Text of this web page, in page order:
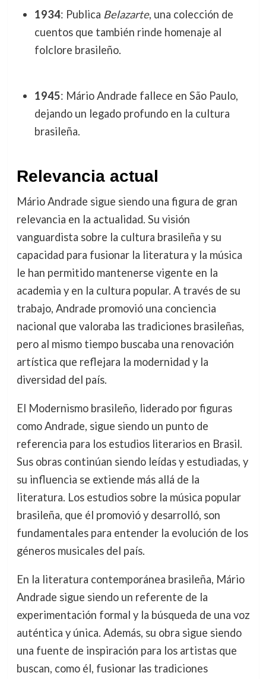
1934: Publica Belazarte, una colección de
cuentos que también rinde homenaje al
folclore brasileño.
1945: Mário Andrade fallece en São Paulo,
dejando un legado profundo en la cultura
brasileña.
Relevancia actual
Mário Andrade sigue siendo una figura de gran
relevancia en la actualidad. Su visión
vanguardista sobre la cultura brasileña y su
capacidad para fusionar la literatura y la música
le han permitido mantenerse vigente en la
academia y en la cultura popular. A través de su
trabajo, Andrade promovió una conciencia
nacional que valoraba las tradiciones brasileñas,
pero al mismo tiempo buscaba una renovación
artística que reflejara la modernidad y la
diversidad del país.
El Modernismo brasileño, liderado por figuras
como Andrade, sigue siendo un punto de
referencia para los estudios literarios en Brasil.
Sus obras continúan siendo leídas y estudiadas, y
su influencia se extiende más allá de la
literatura. Los estudios sobre la música popular
brasileña, que él promovió y desarrolló, son
fundamentales para entender la evolución de los
géneros musicales del país.
En la literatura contemporánea brasileña, Mário
Andrade sigue siendo un referente de la
experimentación formal y la búsqueda de una voz
auténtica y única. Además, su obra sigue siendo
una fuente de inspiración para los artistas que
buscan, como él, fusionar las tradiciones